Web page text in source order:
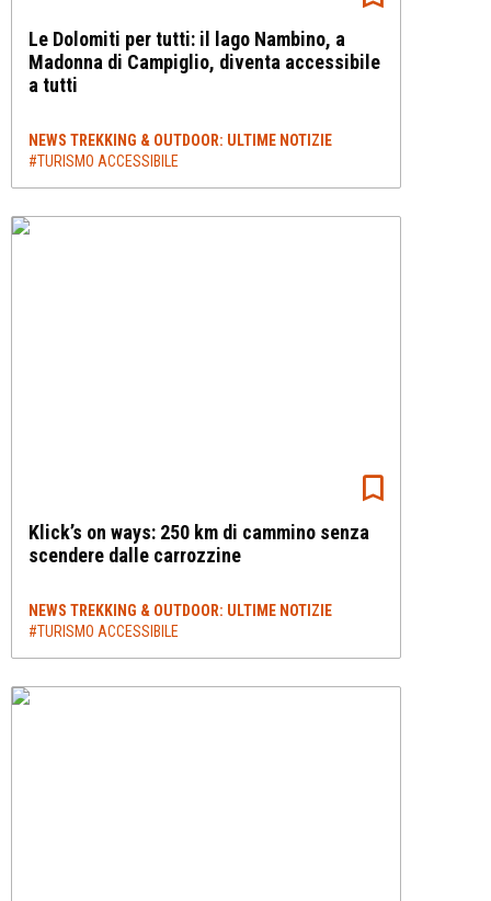
Le Dolomiti per tutti: il lago Nambino, a
Madonna di Campiglio, diventa accessibile
a tutti
NEWS TREKKING & OUTDOOR: ULTIME NOTIZIE
#TURISMO ACCESSIBILE
Klick’s on ways: 250 km di cammino senza
scendere dalle carrozzine
NEWS TREKKING & OUTDOOR: ULTIME NOTIZIE
#TURISMO ACCESSIBILE